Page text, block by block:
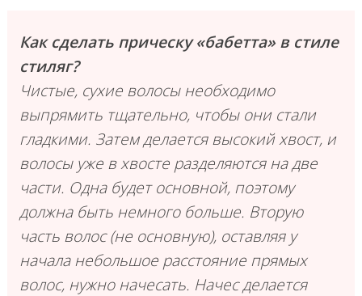
Как сделать прическу «бабетта» в стиле
стиляг?
Чистые, сухие волосы необходимо
выпрямить тщательно, чтобы они стали
гладкими. Затем делается высокий хвост, и
волосы уже в хвосте разделяются на две
части. Одна будет основной, поэтому
должна быть немного больше. Вторую
часть волос (не основную), оставляя у
начала небольшое расстояние прямых
волос, нужно начесать. Начес делается